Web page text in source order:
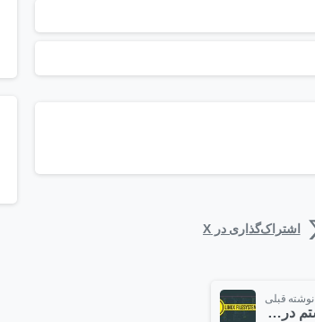
اشتراک‌گذاری در X
نوشته قبلی
انواع فایل سیستم در Linux